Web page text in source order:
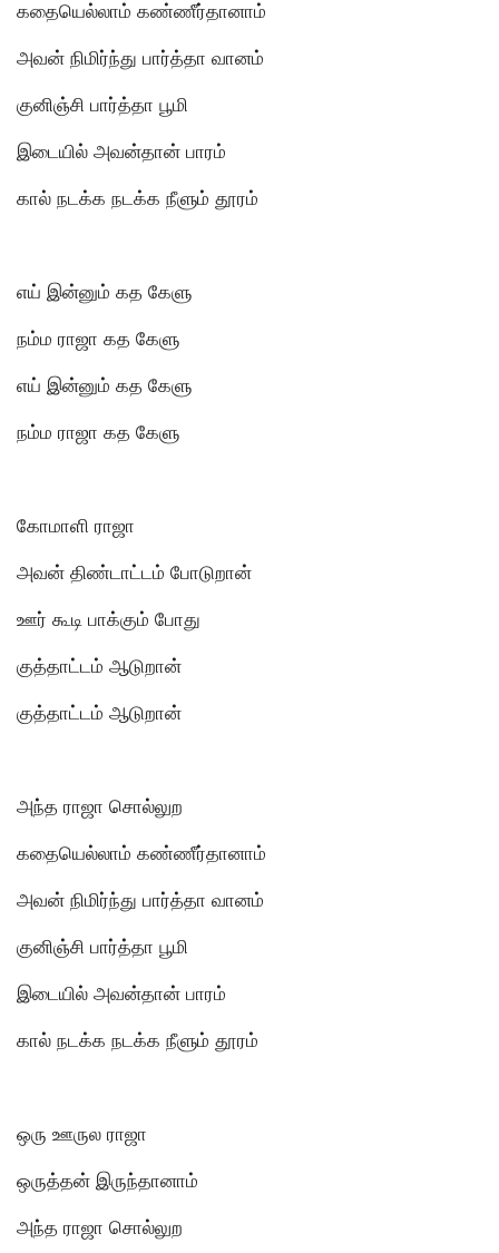
கதையெல்லாம் கண்ணீர்தானாம்
அவன் நிமிர்ந்து பார்த்தா வானம்
குனிஞ்சி பார்த்தா பூமி
இடையில் அவன்தான் பாரம்
கால் நடக்க நடக்க நீளும் தூரம்
எய் இன்னும் கத கேளு
நம்ம ராஜா கத கேளு
எய் இன்னும் கத கேளு
நம்ம ராஜா கத கேளு
கோமாளி ராஜா
அவன் திண்டாட்டம் போடுறான்
ஊர் கூடி பாக்கும் போது
குத்தாட்டம் ஆடுறான்
குத்தாட்டம் ஆடுறான்
அந்த ராஜா சொல்லுற
கதையெல்லாம் கண்ணீர்தானாம்
அவன் நிமிர்ந்து பார்த்தா வானம்
குனிஞ்சி பார்த்தா பூமி
இடையில் அவன்தான் பாரம்
கால் நடக்க நடக்க நீளும் தூரம்
ஒரு ஊருல ராஜா
ஒருத்தன் இருந்தானாம்
அந்த ராஜா சொல்லுற